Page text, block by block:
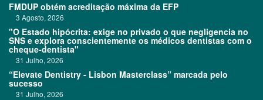
FMDUP obtém acreditação máxima da EFP
3 Agosto, 2026
"O Estado hipócrita: exige no privado o que negligencia no
SNS e explora conscientemente os médicos dentistas com o
cheque-dentista"
31 Julho, 2026
“Elevate Dentistry - Lisbon Masterclass” marcada pelo
sucesso
31 Julho, 2026